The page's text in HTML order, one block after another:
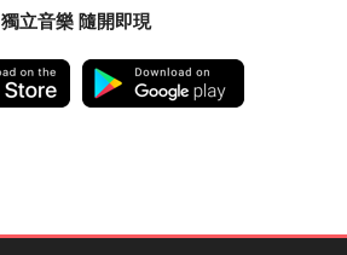
獨立音樂 隨開即現